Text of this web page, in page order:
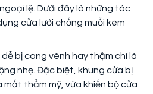
lệ. Dưới đây là những tác
cửa lưới chống muỗi kém
bị cong vênh hay thậm chí là
nhẹ. Đặc biệt, khung cửa bị
mất thẩm mỹ, vừa khiến bộ cửa